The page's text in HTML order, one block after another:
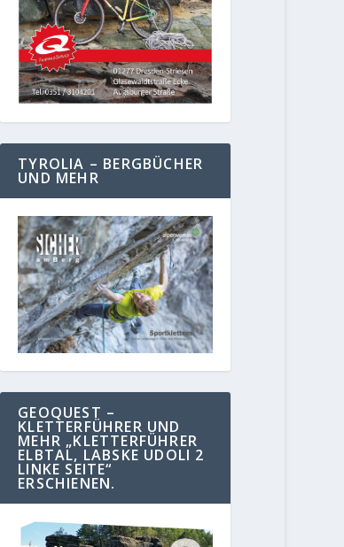
TYROLIA – BERGBÜCHER
UND MEHR
GEOQUEST –
KLETTERFÜHRER UND
MEHR „KLETTERFÜHRER
ELBTAL, LABSKE UDOLI 2
LINKE SEITE“
ERSCHIENEN.